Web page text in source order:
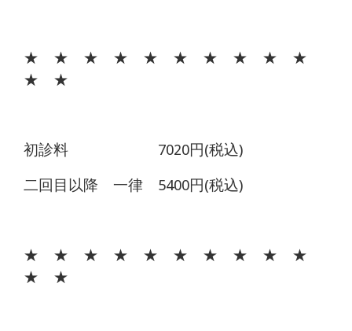
★ ★ ★ ★ ★ ★ ★ ★ ★ ★
★ ★
初診料 7020円(税込)
二回目以降 一律 5400円(税込)
★ ★ ★ ★ ★ ★ ★ ★ ★ ★
★ ★